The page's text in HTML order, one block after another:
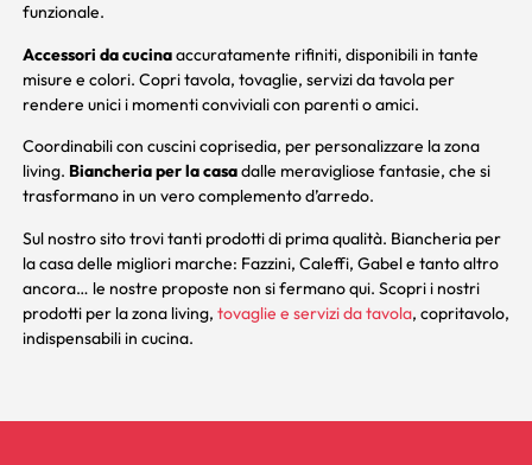
funzionale.
Accessori da cucinaaccuratamente rifiniti, disponibili in tante
misure e colori. Copri tavola, tovaglie, servizi da tavola per
rendere unici i momenti conviviali con parenti o amici.
Coordinabili con cuscini coprisedia, per personalizzare la zona
living. Biancheria per la casadalle meravigliose fantasie, che si
trasformano in un vero complemento d’arredo.
Sul nostro sito trovi tanti prodotti di prima qualità. Biancheria per
la casa delle migliori marche: Fazzini, Caleffi, Gabel e tanto altro
ancora… le nostre proposte non si fermano qui. Scopri i nostri
prodotti per la zona living, tovaglie e servizi da tavola, copritavolo,
indispensabili in cucina.